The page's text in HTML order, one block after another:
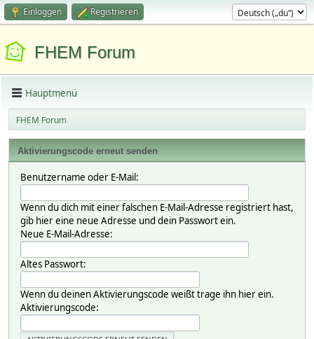
Einloggen Registrieren
FHEM Forum
Hauptmenü
FHEM Forum
Aktivierungscode erneut senden
Benutzername oder E-Mail:
Wenn du dich mit einer falschen E-Mail-Adresse registriert hast,
gib hier eine neue Adresse und dein Passwort ein.
Neue E-Mail-Adresse:
Altes Passwort:
Wenn du deinen Aktivierungscode weißt trage ihn hier ein.
Aktivierungscode: